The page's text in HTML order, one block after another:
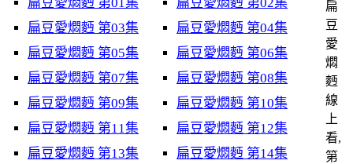
扁豆愛燜麪 第03集
扁豆愛燜麪 第04集
扁豆愛燜麪 第05集
扁豆愛燜麪 第06集
扁豆愛燜麪 第07集
扁豆愛燜麪 第08集
扁豆愛燜麪 第09集
扁豆愛燜麪 第10集
扁豆愛燜麪 第11集
扁豆愛燜麪 第12集
扁豆愛燜麪 第13集
扁豆愛燜麪 第14集
扁
豆
愛
燜
麪
線
上
看,
第